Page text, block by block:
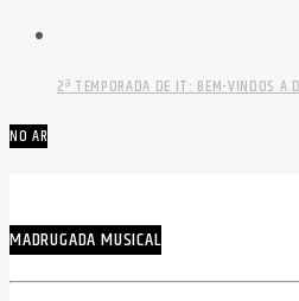
2ª TEMPORADA DE IT: BEM-VINDOS A
NO AR
MADRUGADA MUSICAL